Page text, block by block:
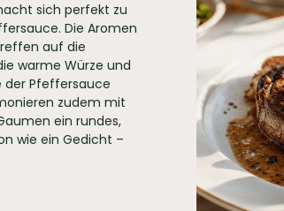
sich perfekt zu
Die Aromen
auf die
warme Würze und
der Pfeffersauce
zudem mit
ein rundes,
wie ein Gedicht –